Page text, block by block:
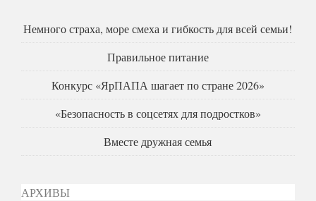
Немного страха, море смеха и гибкость для всей семьи!
Правильное питание
Конкурс «ЯрПАПА шагает по стране 2026»
«Безопасность в соцсетях для подростков»
Вместе дружная семья
АРХИВЫ